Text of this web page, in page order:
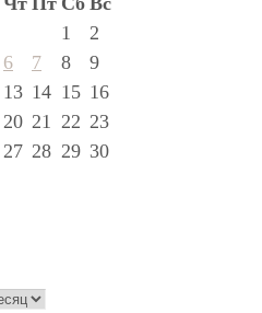
1
2
6 7 8
9
13 14 15 16
20 21 22 23
27 28 29 30